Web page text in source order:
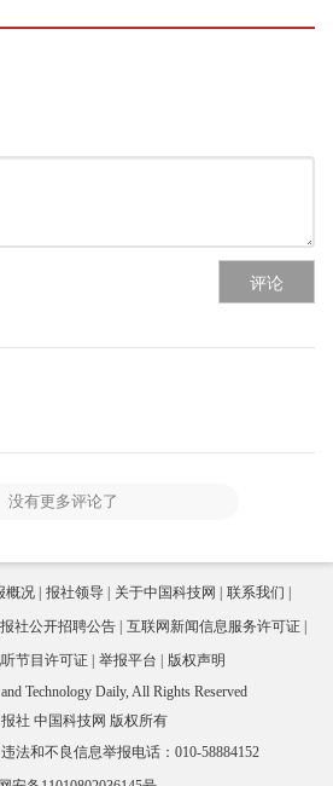
评论
没有更多评论了
概况 报社领导 关于中国科技网
联系我们
社公开招聘公告
互联网新闻信息服务许可证
节目许可证
举报平台
版权声明
Technology Daily, All Rights Reserved
社 中国科技网 版权所有
违法和不良信息举报电话：010-58884152